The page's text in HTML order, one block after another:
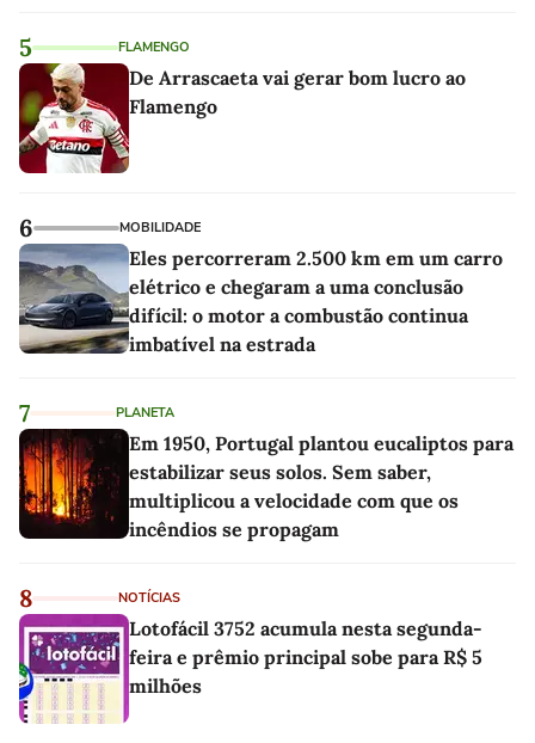
5 FLAMENGO
De Arrascaeta vai gerar bom lucro ao
Flamengo
6 MOBILIDADE
Eles percorreram 2.500 km em um carro
elétrico e chegaram a uma conclusão
difícil: o motor a combustão continua
imbatível na estrada
7 PLANETA
Em 1950, Portugal plantou eucaliptos para
estabilizar seus solos. Sem saber,
multiplicou a velocidade com que os
incêndios se propagam
8 NOTÍCIAS
Lotofácil 3752 acumula nesta segunda-
feira e prêmio principal sobe para R$ 5
milhões